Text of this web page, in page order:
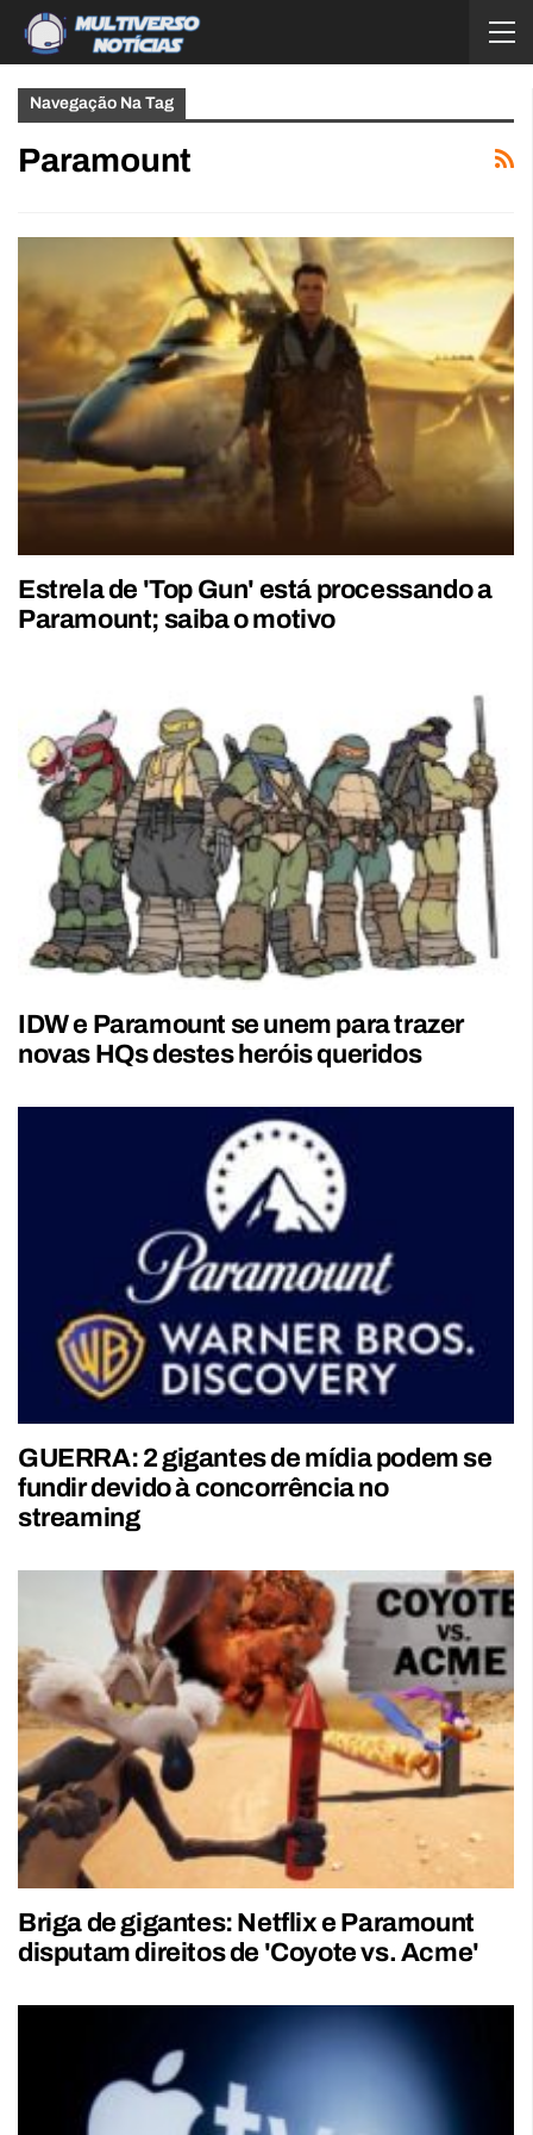
Navegação Na Tag
Paramount
Estrela de 'Top Gun' está processando a
Paramount; saiba o motivo
IDW e Paramount se unem para trazer
novas HQs destes heróis queridos
GUERRA: 2 gigantes de mídia podem se
fundir devido à concorrência no
streaming
Briga de gigantes: Netflix e Paramount
disputam direitos de 'Coyote vs. Acme'